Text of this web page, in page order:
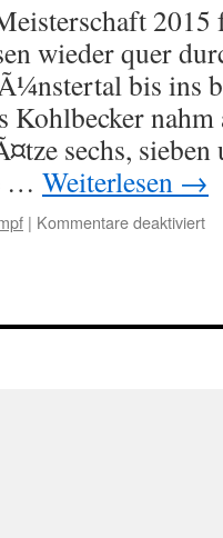
wieder quer
bis ins
Kohlbecker
sechs,
… Weiterlesen →
| Kommentare deaktiviertfür